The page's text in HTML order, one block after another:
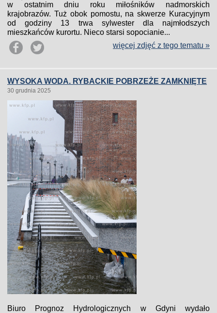
w ostatnim dniu roku miłośników nadmorskich
krajobrazów. Tuż obok pomostu, na skwerze Kuracyjnym
od godziny 13 trwa sylwester dla najmłodszych
mieszkańców kurortu. Nieco starsi sopocianie...
więcej zdjęć z tego tematu »
WYSOKA WODA. RYBACKIE POBRZEŻE ZAMKNIĘTE
30 grudnia 2025
Biuro Prognoz Hydrologicznych w Gdyni wydało